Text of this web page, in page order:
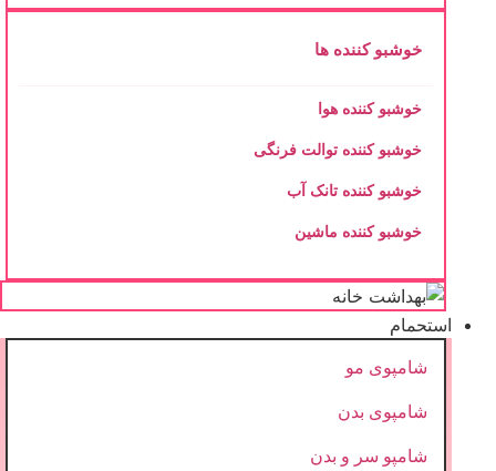
خوشبو کننده ها
خوشبو کننده هوا
خوشبو کننده توالت فرنگی
خوشبو کننده تانک آب
خوشبو کننده ماشین
استحمام
شامپوی مو
شامپوی بدن
شامپو سر و بدن